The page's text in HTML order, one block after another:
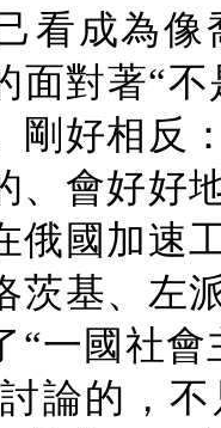
看成為
面對著“
剛好相反
、會好好
俄國加
茨基、左
“一國社
論的，